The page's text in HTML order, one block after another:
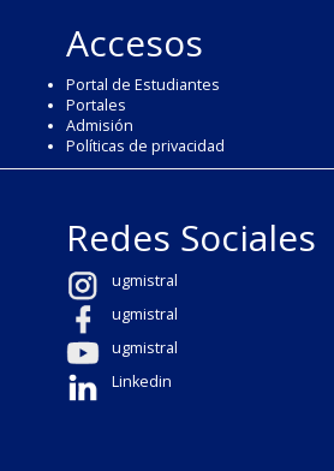
Accesos
Portal de Estudiantes
Portales
Admisión
Políticas de privacidad
Redes Sociales
ugmistral
ugmistral
ugmistral
Linkedin